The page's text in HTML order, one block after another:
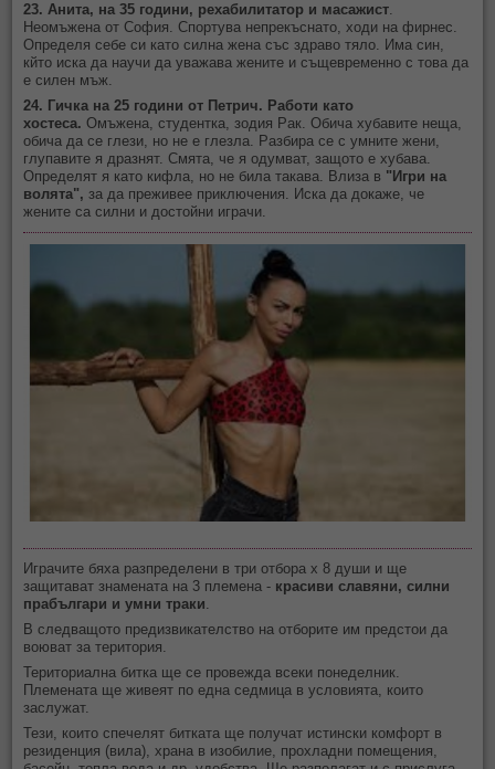
23. Анита, на 35 години, рехабилитатор и масажист.
Неомъжена от София. Спортува непрекъснато, ходи на фирнес.
Определя себе си като силна жена със здраво тяло. Има син,
кйто иска да научи да уважава жените и същевременно с това да
е силен мъж.
24. Гичка на 25 години от Петрич. Работи като
хостеса.Омъжена, студентка, зодия Рак. Обича хубавите неща,
обича да се глези, но не е глезла. Разбира се с умните жени,
глупавите я дразнят. Смята, че я одумват, защото е хубава.
Определят я като кифла, но не била такава. Влиза в "Игри на
волята", за да преживее приключения. Иска да докаже, че
жените са силни и достойни играчи.
Играчите бяха разпределени в три отбора х 8 души и ще
защитават знамената на 3 племена - красиви славяни, силни
прабългари и умни траки
В следващото предизвикателство на отборите им предстои да
воюват за територия.
Териториална битка ще се провежда всеки понеделник.
Племената ще живеят по една седмица в условията, които
заслужат.
Тези, които спечелят битката ще получат истински комфорт в
резиденция (вила), храна в изобилие, прохладни помещения,